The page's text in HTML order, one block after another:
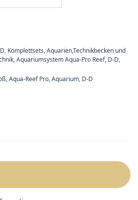
, Komplettsets,Aquarien,Technikbecken und
,Aquariumsystem Aqua-Pro Reef, D-D,
,Aqua-Reef Pro,Aquarium, D-D